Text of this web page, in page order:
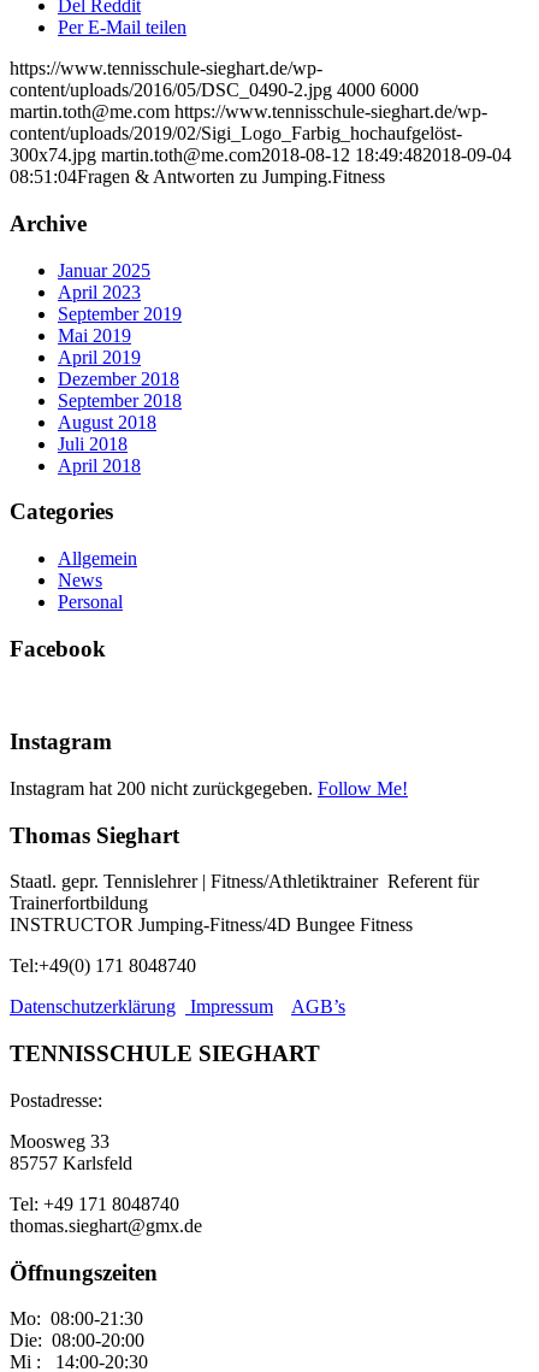
Del Reddit
Per E-Mail teilen
https://www.tennisschule-sieghart.de/wp-
content/uploads/2016/05/DSC_0490-2.jpg 4000 6000
martin.toth@me.com https://www.tennisschule-sieghart.de/wp-
content/uploads/2019/02/Sigi_Logo_Farbig_hochaufgelöst-
300x74.jpg martin.toth@me.com2018-08-12 18:49:482018-09-04
08:51:04Fragen & Antworten zu Jumping.Fitness
Archive
Januar 2025
April 2023
September 2019
Mai 2019
April 2019
Dezember 2018
September 2018
August 2018
Juli 2018
April 2018
Categories
Allgemein
News
Personal
Facebook
Instagram
Instagram hat 200 nicht zurückgegeben. Follow Me!
Thomas Sieghart
Staatl. gepr. Tennislehrer | Fitness/Athletiktrainer Referent für
Trainerfortbildung
INSTRUCTOR Jumping-Fitness/4D Bungee Fitness
Tel:+49(0) 171 8048740
Datenschutzerklärung
Impressum AGB’s
TENNISSCHULE SIEGHART
Postadresse:
Moosweg 33
85757 Karlsfeld
Tel: +49 171 8048740
thomas.sieghart@gmx.de
Öffnungszeiten
Mo: 08:00-21:30
Die: 08:00-20:00
Mi : 14:00-20:30